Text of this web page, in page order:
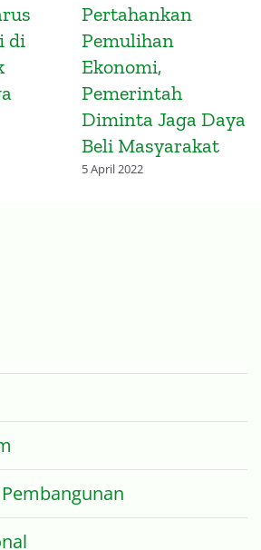
Pemerintah Wajib
Efisiensi Belanja
Negara di Tengah
Ancaman Resesi
14 November 2022